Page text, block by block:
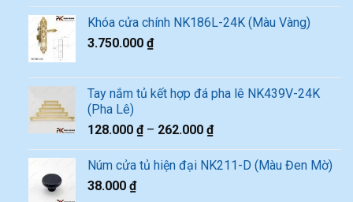
Khóa cửa chính NK186L-24K (Màu Vàng)
3.750.000 ₫
Tay nắm tủ kết hợp đá pha lê NK439V-24K
(Pha Lê)
128.000 ₫– 262.000 ₫
Núm cửa tủ hiện đại NK211-D (Màu Đen Mờ)
38.000 ₫